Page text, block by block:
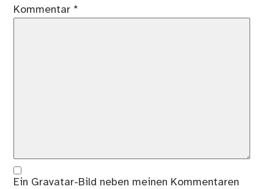
Kommentar *
Ein Gravatar-Bild neben meinen Kommentaren